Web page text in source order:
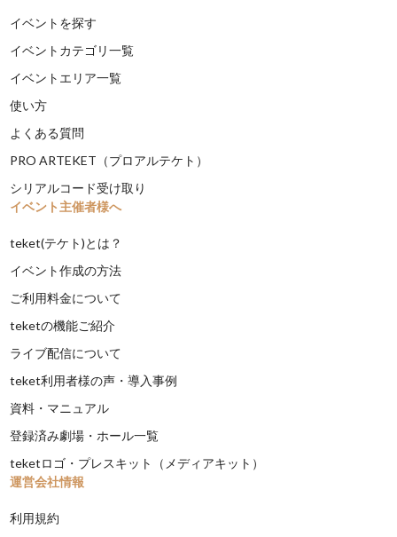
イベントを探す
イベントカテゴリ一覧
イベントエリア一覧
使い方
よくある質問
PRO ARTEKET（プロアルテケト）
シリアルコード受け取り
イベント主催者様へ
teket(テケト)とは？
イベント作成の方法
ご利用料金について
teketの機能ご紹介
ライブ配信について
teket利用者様の声・導入事例
資料・マニュアル
登録済み劇場・ホール一覧
teketロゴ・プレスキット（メディアキット）
運営会社情報
利用規約